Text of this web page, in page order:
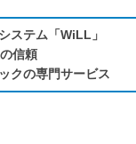
ステム「WiLL」
信頼
クの専門サービス